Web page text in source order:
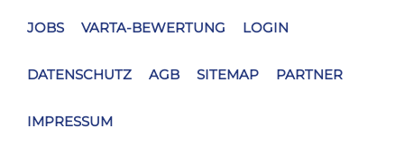
JOBS VARTA-BEWERTUNG LOGIN
DATENSCHUTZ AGB SITEMAP PARTNER
IMPRESSUM